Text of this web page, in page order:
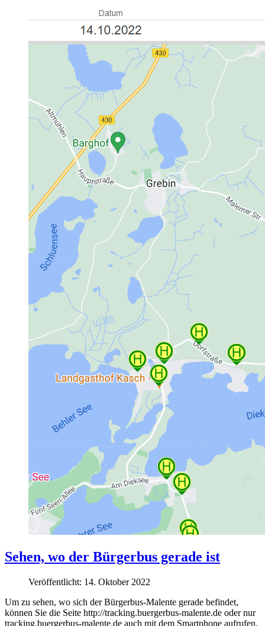
Sehen, wo der Bürgerbus gerade ist
Veröffentlicht: 14. Oktober 2022
Um zu sehen, wo sich der Bürgerbus-Malente gerade befindet,
können Sie die Seite http://tracking.buergerbus-malente.de oder nur
tracking.buergerbus-malente.de auch mit dem Smartphone aufrufen.